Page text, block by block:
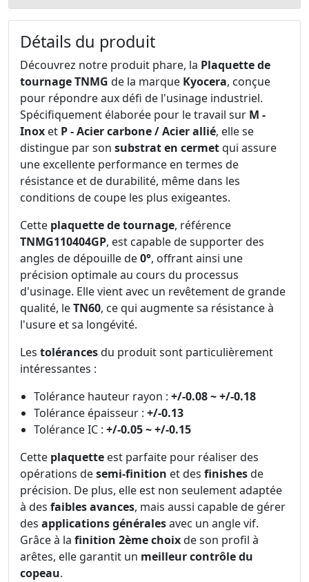
Détails du produit
Découvrez notre produit phare, la Plaquette de
tournage TNMG de la marque Kyocera, conçue
pour répondre aux défi de l'usinage industriel.
Spécifiquement élaborée pour le travail sur M -
Inox et P - Acier carbone / Acier allié, elle se
distingue par son substrat en cermetqui assure
une excellente performance en termes de
résistance et de durabilité, même dans les
conditions de coupe les plus exigeantes.
Cette plaquette de tournage, référence
TNMG110404GP, est capable de supporter des
angles de dépouille de0°, offrant ainsi une
précision optimale au cours du processus
d'usinage. Elle vient avec un revêtement de grande
qualité, leTN60, ce qui augmente sa résistance à
l'usure et sa longévité.
Les tolérancesdu produit sont particulièrement
intéressantes :
Tolérance hauteur rayon : +/-0.08 ~ +/-0.18
Tolérance épaisseur : +/-0.13
Tolérance IC : +/-0.05 ~ +/-0.15
Cette plaquette est parfaite pour réaliser des
opérations desemi-finition et des finishesde
précision. De plus, elle est non seulement adaptée
à des faibles avances, mais aussi capable de gérer
des applications généralesavec un angle vif.
Grâce à la finition 2ème choixde son profil à
arêtes, elle garantit un meilleur contrôle du
copeau.